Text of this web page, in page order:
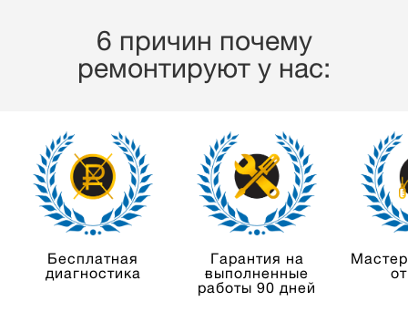
6 причин почему
ремонтируют у нас:
Бесплатная
диагностика
Гарантия на
выполненные
работы 90 дней